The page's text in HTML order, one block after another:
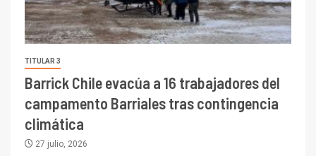
TITULAR 3
Barrick Chile evacúa a 16 trabajadores del
campamento Barriales tras contingencia
climática
27 julio, 2026